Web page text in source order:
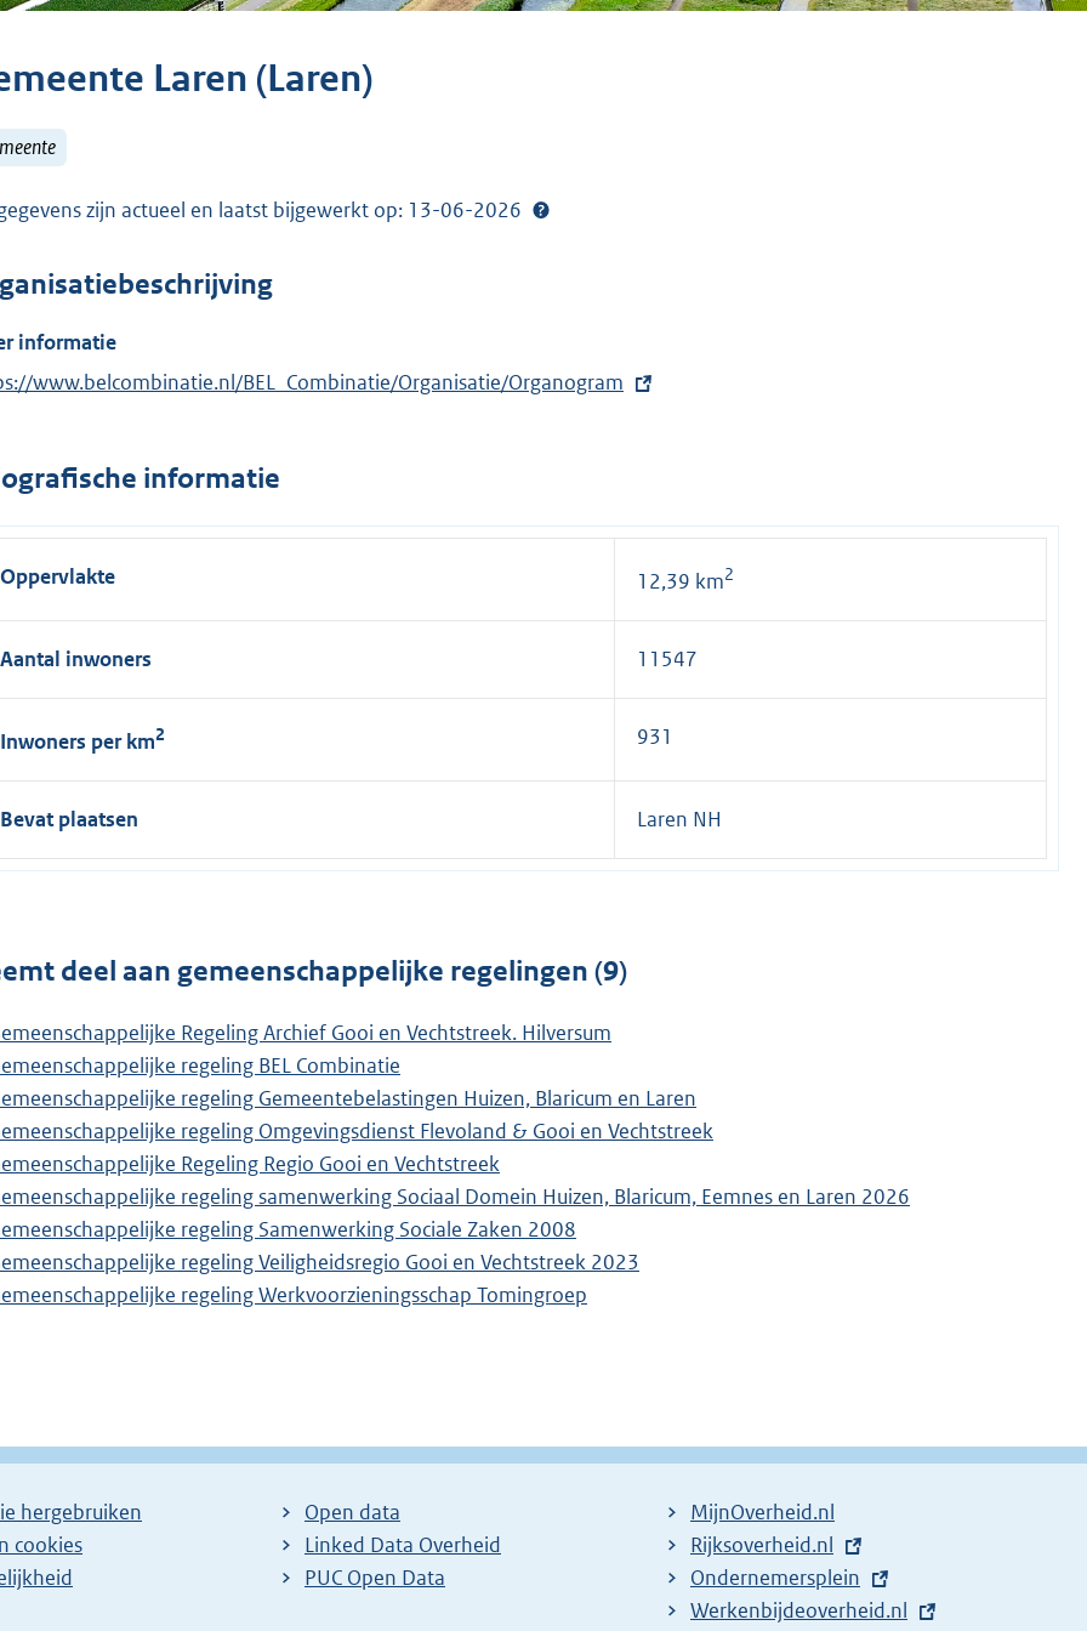
Laren (Laren)
zijn actueel en laatst bijgewerkt op: 13-06-2026
informatie
www.belcombinatie.nl/BEL_Combinatie/Organisatie/Organogram
informatie
Oppervlakte 12,39 km2
Aantal inwoners 11547
Inwoners per km2 931
Bevat plaatsen Laren NH
deel aan gemeenschappelijke regelingen (9)
Regeling Archief Gooi en Vechtstreek. Hilversum
regeling BEL Combinatie
regeling Gemeentebelastingen Huizen, Blaricum en Laren
regeling Omgevingsdienst Flevoland & Gooi en Vechtstreek
Regeling Regio Gooi en Vechtstreek
regeling samenwerking Sociaal Domein Huizen, Blaricum, Eemnes en Laren 2026
regeling Samenwerking Sociale Zaken 2008
regeling Veiligheidsregio Gooi en Vechtstreek 2023
regeling Werkvoorzieningsschap Tomingroep
hergebruiken
cookies
Open data
Linked Data Overheid
PUC Open Data
MijnOverheid.nl
E
x
t
Rijksoverheid.nl
E
x
Ondernemersplein
E
Werkenbijdeoverheid.nl